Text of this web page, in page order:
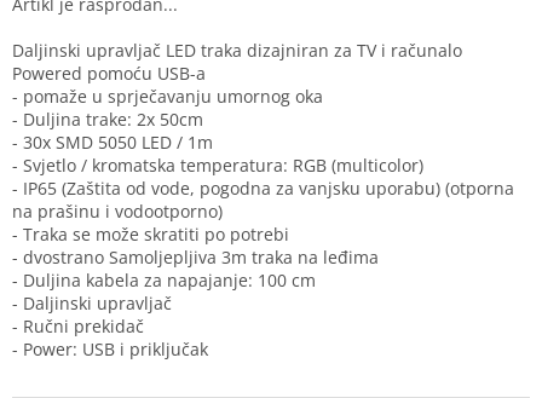
Daljinski upravljač LED traka dizajniran za TV i računalo
Powered pomoću USB-a
- pomaže u sprječavanju umornog oka
- Duljina trake: 2x 50cm
- 30x SMD 5050 LED / 1m
- Svjetlo / kromatska temperatura: RGB (multicolor)
- IP65 (Zaštita od vode, pogodna za vanjsku uporabu) (otporna
na prašinu i vodootporno)
- Traka se može skratiti po potrebi
- dvostrano Samoljepljiva 3m traka na leđima
- Duljina kabela za napajanje: 100 cm
- Daljinski upravljač
- Ručni prekidač
- Power: USB i priključak